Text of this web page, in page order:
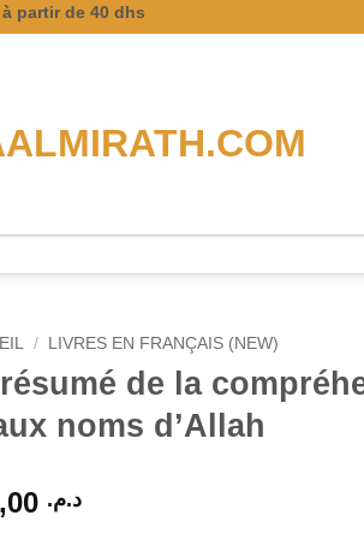
partir de 40 dhs
/ LIVRES EN FRANÇAIS (NEW)
de la
noms d’Allah
د.م.